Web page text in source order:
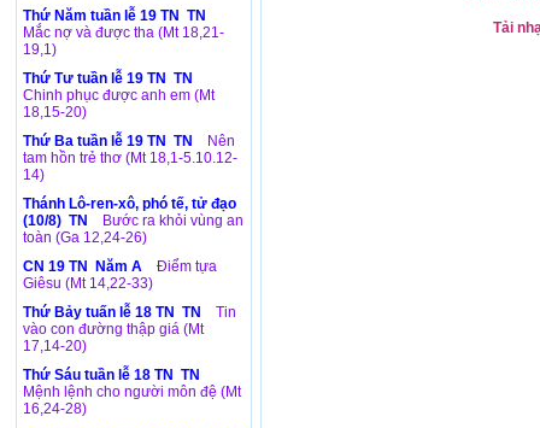
Thứ Năm tuần lễ 19 TN TN
Mắc nợ và được tha (Mt 18,21-
19,1)
Thứ Tư tuần lễ 19 TN TN
Chinh phục được anh em (Mt
18,15-20)
Thứ Ba tuần lễ 19 TN TN
Nên
tam hồn trẻ thơ (Mt 18,1-5.10.12-
14)
Thánh Lô-ren-xô, phó tế, tử đạo
(10/8) TN
Bước ra khỏi vùng an
toàn (Ga 12,24-26)
CN 19 TN Năm A
Điểm tựa
Giêsu (Mt 14,22-33)
Thứ Bảy tuấn lễ 18 TN TN
Tin
vào con đường thập giá (Mt
17,14-20)
Thứ Sáu tuần lễ 18 TN TN
Mệnh lệnh cho người môn đệ (Mt
16,24-28)
Tải